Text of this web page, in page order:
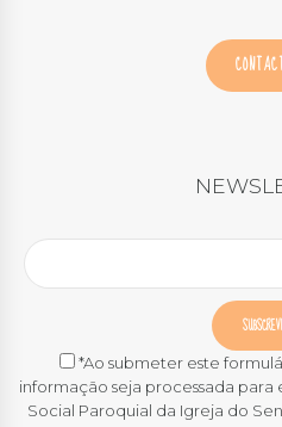
*Ao submeter este
informação seja processada
Social Paroquial da Igreja do